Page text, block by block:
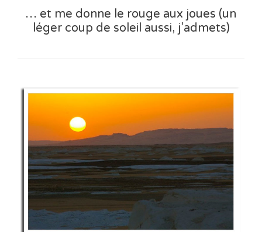
… et me donne le rouge aux joues (un
léger coup de soleil aussi, j’admets)